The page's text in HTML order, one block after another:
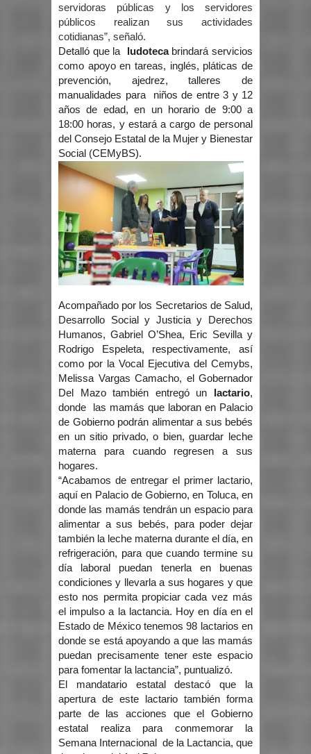
servidoras públicas y los servidores
públicos realizan sus actividades
cotidianas”, señaló.
Detalló que la
ludotecabrindará servicios
como apoyo en tareas, inglés, pláticas de
prevención, ajedrez, talleres de
manualidades para niños de entre 3 y 12
años de edad, en un horario de 9:00 a
18:00 horas, y estará a cargo de personal
del Consejo Estatal de la Mujer y Bienestar
Social (CEMyBS).
Acompañado por los Secretarios de Salud,
Desarrollo Social y Justicia y Derechos
Humanos, Gabriel O’Shea, Eric Sevilla y
Rodrigo Espeleta, respectivamente, así
como por la Vocal Ejecutiva del Cemybs,
Melissa Vargas Camacho, el Gobernador
Del Mazo también entregó un
lactario,
donde las mamás que laboran en Palacio
de Gobierno podrán alimentar a sus bebés
en un sitio privado, o bien, guardar leche
materna para cuando regresen a sus
hogares.
“Acabamos de entregar el primer lactario,
aquí en Palacio de Gobierno, en Toluca, en
donde las mamás tendrán un espacio para
alimentar a sus bebés, para poder dejar
también la leche materna durante el día, en
refrigeración, para que cuando termine su
día laboral puedan tenerla en buenas
condiciones y llevarla a sus hogares y que
esto nos permita propiciar cada vez más
el impulso a la lactancia. Hoy en día en el
Estado de México tenemos 98 lactarios en
donde se está apoyando a que las mamás
puedan precisamente tener este espacio
para fomentar la lactancia”, puntualizó.
El mandatario estatal destacó que la
apertura de este lactario también forma
parte de las acciones que el Gobierno
estatal realiza para conmemorar la
Semana Internacional de la Lactancia, que